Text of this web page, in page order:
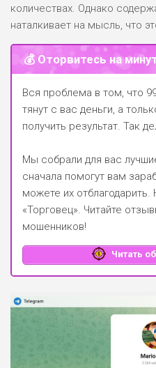
количествах. Однако
наталкивает на мысль, что
💰 Оторвитесь на
Вся проблема в том, что
тянут с вас деньги, а
получить результат. Так
Мы собрали для вас
сначала помогут вам
можете их отблагодарить.
«Торговец». Читайте
мошенников!
Читать